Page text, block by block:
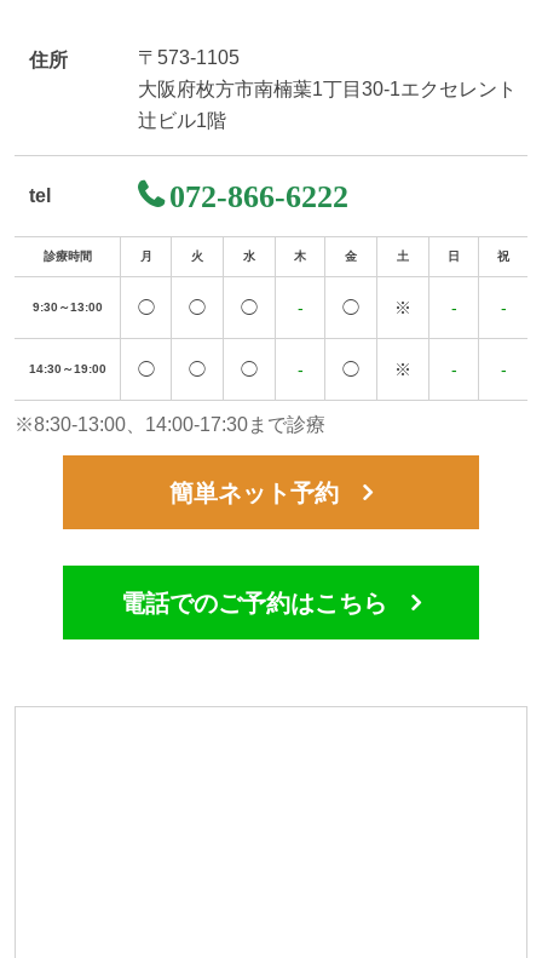
住所
〒573-1105
大阪府枚方市南楠葉1丁目30-1エクセレント
辻ビル1階
tel 072-866-6222
診療時間 月 火 水 木 金 土 日 祝
9:30～13:00 ◯ ◯ ◯ - ◯ ※ - -
14:30～19:00 ◯ ◯ ◯ - ◯ ※ - -
※8:30-13:00、14:00-17:30まで診療
簡単ネット予約
電話でのご予約はこちら